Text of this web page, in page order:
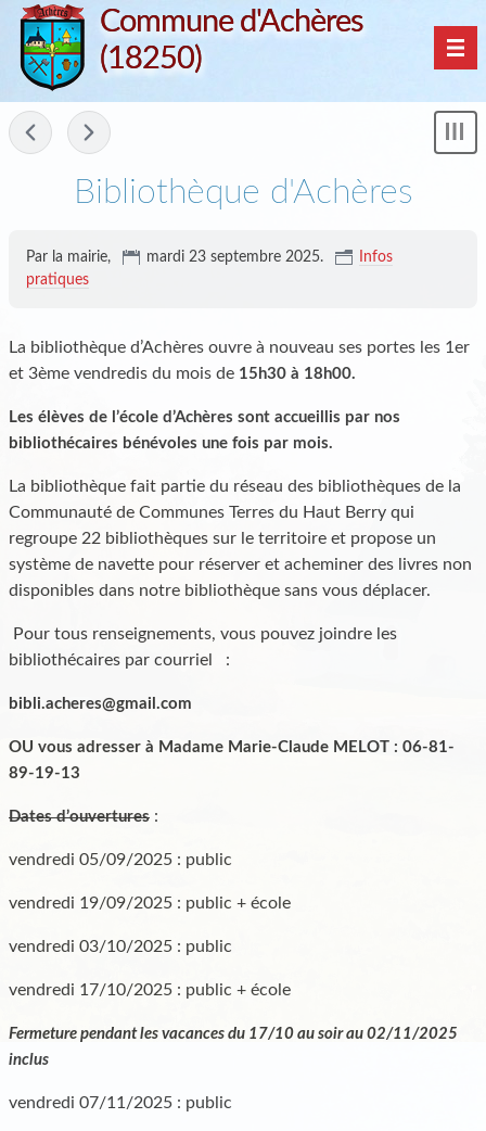
Commune d'Achères
(18250)
Bibliothèque d'Achères
Par la mairie, mardi 23 septembre 2025.
Infos
pratiques
La bibliothèque d’Achères ouvre à nouveau ses portes les 1er
et 3ème vendredis du mois de 15h30 à 18h00.
Les élèves de l’école d’Achères sont accueillis par nos
bibliothécaires bénévoles une fois par mois.
La bibliothèque fait partie du réseau des bibliothèques de la
Communauté de Communes Terres du Haut Berry qui
regroupe 22 bibliothèques sur le territoire et propose un
système de navette pour réserver et acheminer des livres non
disponibles dans notre bibliothèque sans vous déplacer.
Pour tous renseignements, vous pouvez joindre les
bibliothécaires par courriel :
bibli.acheres@gmail.com
OU vous adresser à Madame Marie-Claude MELOT : 06-81-
89-19-13
Dates d’ouvertures :
vendredi 05/09/2025 : public
vendredi 19/09/2025 : public + école
vendredi 03/10/2025 : public
vendredi 17/10/2025 : public + école
Fermeture pendant les vacances du 17/10 au soir au 02/11/2025
inclus
vendredi 07/11/2025 : public